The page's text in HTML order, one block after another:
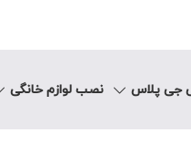
جی پلاس نصب لوازم خانگی ال جی تعمیر ماشین